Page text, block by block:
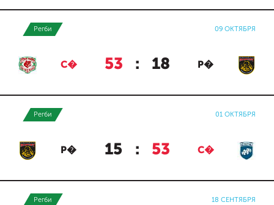
Регби 09 ОКТЯБРЯ
С� 53 : 18 Р�
Регби 01 ОКТЯБРЯ
Р� 15 : 53 С�
Регби 18 СЕНТЯБРЯ